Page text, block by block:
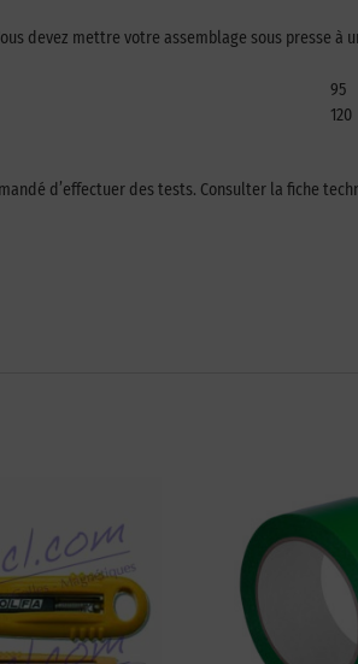
devez mettre votre assemblage sous presse à
95
120
d’effectuer des tests. Consulter la fiche